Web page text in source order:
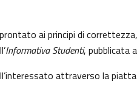
ai principi di
Informativa Studenti, pubblicata
attraverso la